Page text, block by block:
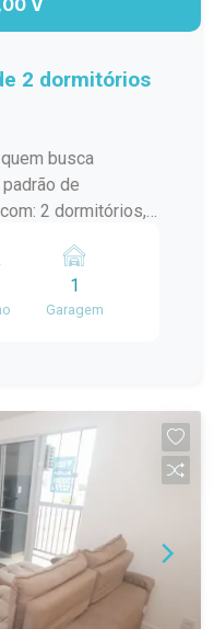
V
2 dormitórios
busca
de
pedra de quartzo
da suíte com
e nos quartos da
e ambientes
1
Garagem